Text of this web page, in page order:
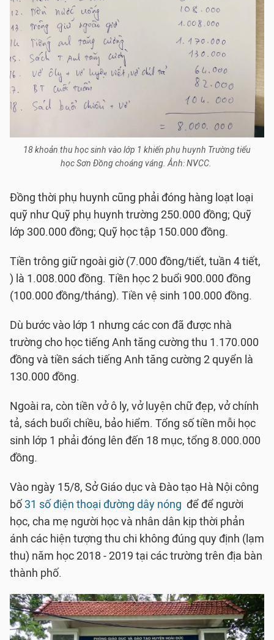
18 khoản thu học sinh vào lớp 1 khiến phụ huynh Trường tiểu
học Sơn Đồng choáng váng. Ảnh: NVCC.
Đồng thời phụ huynh cũng phải đóng hàng loạt loại
quỹ như Quỹ phụ huynh trường 250.000 đồng; Quỹ
lớp 300.000 đồng; Quỹ học tập 150.000 đồng.
Tiền trông giữ ngoài giờ (7.000 đồng/tiết, tuần 4 tiết,
) là 1.008.000 đồng. Tiền học 2 buổi 900.000 đồng
(100.000 đồng/tháng). Tiền vệ sinh 100.000 đồng.
Dù bước vào lớp 1 nhưng các con đã được nhà
trường cho học tiếng Anh tăng cường thu 1.170.000
đồng và tiền sách tiếng Anh tăng cường 2 quyển là
130.000 đồng.
Ngoài ra, còn tiền vở ô ly, vở luyện chữ đẹp, vở chính
tả, sách buổi chiều, bảo hiểm. Tổng số tiền mỗi học
sinh lớp 1 phải đóng lên đến 18 mục, tổng 8.000.000
đồng.
Vào ngày 15/8, Sở Giáo dục và Đào tạo Hà Nội công
bố 31 số điện thoại đường dây nóng để để người
học, cha mẹ người học và nhân dân kịp thời phản
ánh các hiện tượng thu chi không đúng quy định (lạm
thu) năm học 2018 - 2019 tại các trường trên địa bàn
thành phố.